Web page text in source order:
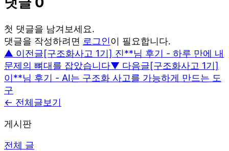
첫 댓글을 남겨보세요.
댓글을 작성하려면 로그인이 필요합니다.
▲ 이전글[구조화사고 1기] 진**님 후기 - 하루 만에 내
문제의 뼈대를 잡았습니다▼ 다음글[구조화사고 1기]
이**님 후기 - AI는 구조화 사고를 가능하게 만드는 도
구
← 전체글보기
게시판
전체 글